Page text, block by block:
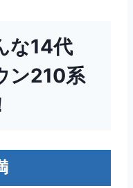
な14代
ン210系